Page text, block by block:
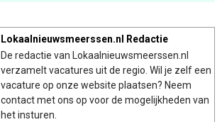
Lokaalnieuwsmeerssen.nl Redactie
De redactie van Lokaalnieuwsmeerssen.nl
verzamelt vacatures uit de regio. Wil je zelf een
vacature op onze website plaatsen? Neem
contact met ons op voor de mogelijkheden van
het insturen.